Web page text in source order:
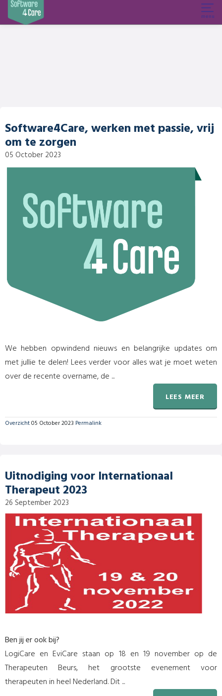
Software4Care, werken met passie, vrij
om te zorgen
05 October 2023
We hebben opwindend nieuws en belangrijke updates om
met jullie te delen! Lees verder voor alles wat je moet weten
over de recente overname, de ...
LEES MEER
Overzicht05 October 2023 Permalink
Uitnodiging voor Internationaal
Therapeut 2023
26 September 2023
Ben jij er ook bij?
LogiCare en EviCare staan op 18 en 19 november op de
Therapeuten Beurs, het grootste evenement voor
therapeuten in heel Nederland. Dit ...